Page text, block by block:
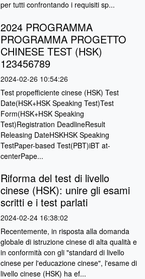
per tutti confrontando i requisiti sp...
2024 PROGRAMMA
PROGRAMMA PROGETTO
CHINESE TEST (HSK)
123456789
2024-02-26 10:54:26
Test propefficiente cinese (HSK) Test
Date(HSK+HSK Speaking Test)Test
Form(HSK+HSK Speaking
Test)Registration DeadlineResult
Releasing DateHSKHSK Speaking
TestPaper-based Test(PBT)iBT at-
centerPape...
Riforma del test di livello
cinese (HSK): unire gli esami
scritti e i test parlati
2024-02-24 16:38:02
Recentemente, in risposta alla domanda
globale di istruzione cinese di alta qualità e
in conformità con gli "standard di livello
cinese per l'educazione cinese", l'esame di
livello cinese (HSK) ha ef...